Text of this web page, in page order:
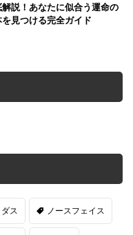
解説！あなたに似合う運命の
を見つける完全ガイド
ス ノースフェイス